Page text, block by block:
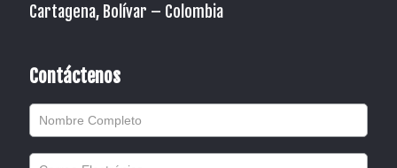
Cartagena, Bolívar – Colombia
Contáctenos